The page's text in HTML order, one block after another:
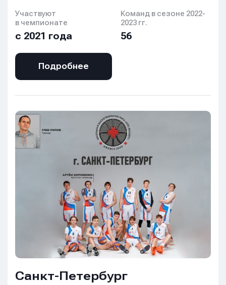
Участвуют
в чемпионате
с 2021 года
Команд в сезоне 2022-
2023 гг.
56
Подробнее
Санкт-Петербург